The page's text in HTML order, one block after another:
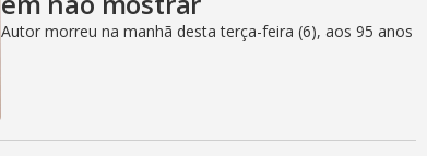
Autor morreu na manhã desta terça-feira (6), aos 95 anos